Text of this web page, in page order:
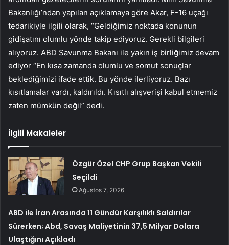
Bakanlığı’ndan yapılan açıklamaya göre Akar, F-16 uçağı
tedarikiyle ilgili olarak, “Geldiğimiz noktada konunun
gidişatını olumlu yönde takip ediyoruz. Gerekli bilgileri
alıyoruz. ABD Savunma Bakanı ile yakın iş birliğimiz devam
ediyor “En kısa zamanda olumlu ve somut sonuçlar
beklediğimizi ifade ettik. Bu yönde ilerliyoruz. Bazı
kısıtlamalar vardı, kaldırıldı. Kısıtlı alışverişi kabul etmemiz
zaten mümkün değil” dedi.
İlgili Makaleler
Özgür Özel CHP Grup Başkan Vekili
Seçildi
Ağustos 7, 2026
ABD ile İran Arasında 11 Gündür Karşılıklı Saldırılar
Sürerken; Abd, Savaş Maliyetinin 37,5 Milyar Dolara
Ulaştığını Açıkladı